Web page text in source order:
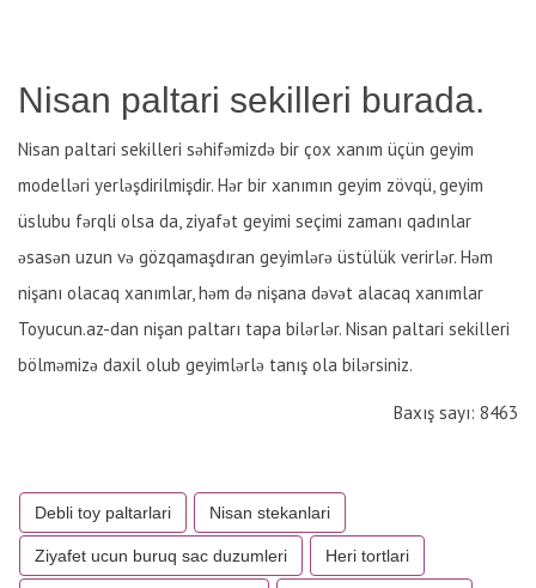
Nisan paltari sekilleri burada.
Nisan paltari sekilleri səhifəmizdə bir çox xanım üçün geyim
modelləri yerləşdirilmişdir. Hər bir xanımın geyim zövqü, geyim
üslubu fərqli olsa da, ziyafət geyimi seçimi zamanı qadınlar
əsasən uzun və gözqamaşdıran geyimlərə üstülük verirlər. Həm
nişanı olacaq xanımlar, həm də nişana dəvət alacaq xanımlar
Toyucun.az-dan nişan paltarı tapa bilərlər. Nisan paltari sekilleri
bölməmizə daxil olub geyimlərlə tanış ola bilərsiniz.
Baxış sayı: 8463
Debli toy paltarlari Nisan stekanlari
Ziyafet ucun buruq sac duzumleri Heri tortlari